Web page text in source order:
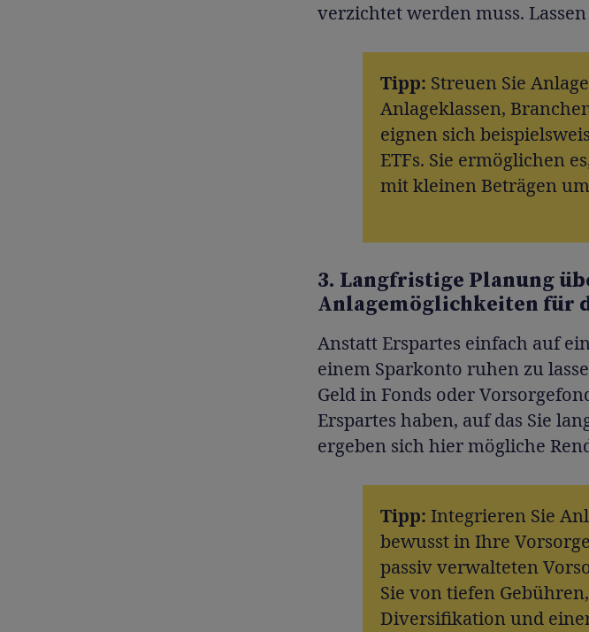
verzichtet werden muss.
Tipp: Streuen Sie
Anlageklassen,
eignen sich
ETFs. Sie ermöglichen
mit kleinen Beträgen
3. Langfristige Planung
Anlagemöglichkeiten für
Anstatt Erspartes einfach auf
einem Sparkonto ruhen zu
Geld in Fonds oder
Erspartes haben, auf das Sie
ergeben sich hier mögliche
Tipp: Integrieren Sie
bewusst in Ihre
passiv verwalteten
Sie von tiefen
Diversifikation und